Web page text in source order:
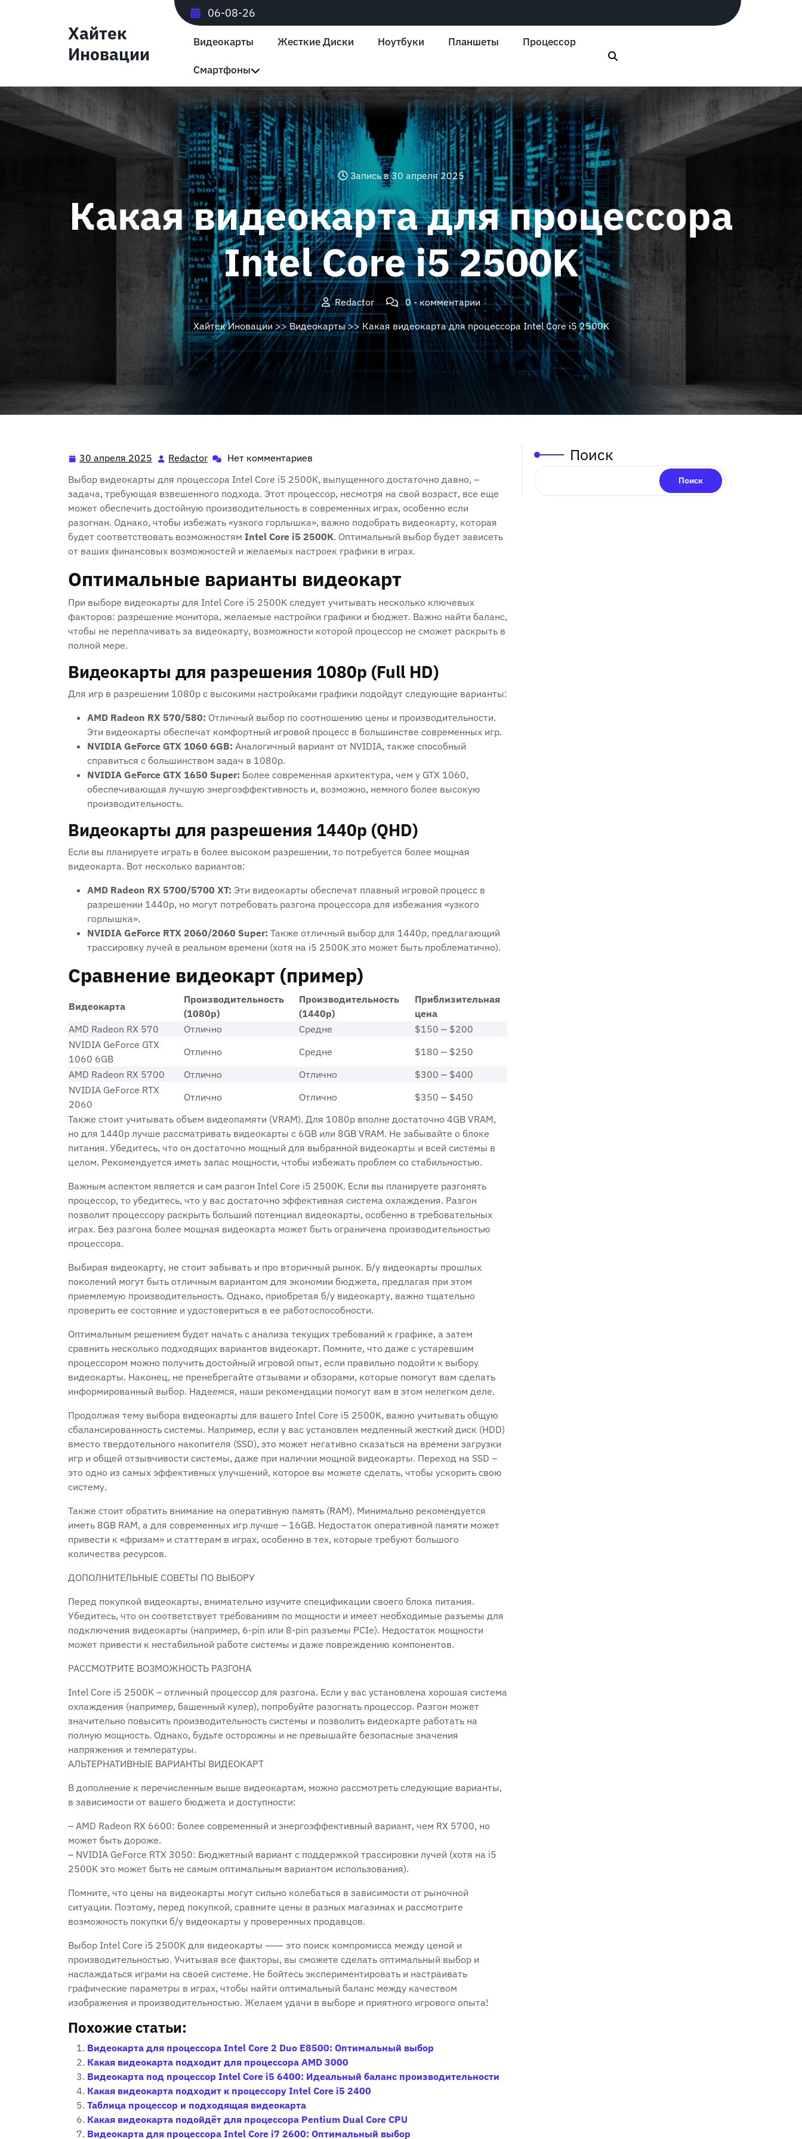
Хайтек
Иновации
06-08-26
Видеокарты Жесткие Диски Ноутбуки Планшеты Процессор
Смартфоны
Запись в 30 апреля 2025
Какая видеокарта для процессора
Intel Core i5 2500K
Redactor
0 - комментарии
Хайтек Иновации >>Видеокарты>> Какая видеокарта для процессора Intel Core i5 2500K
30 апреля 2025 30
2025
Redactor Redactor
Нет комментариев
Выбор видеокарты для процессора Intel Core i5 2500K, выпущенного достаточно давно, –
задача, требующая взвешенного подхода. Этот процессор, несмотря на свой возраст, все еще
может обеспечить достойную производительность в современных играх, особенно если
разогнан. Однако, чтобы избежать «узкого горлышка», важно подобрать видеокарту, которая
будет соответствовать возможностям Intel Core i5 2500K. Оптимальный выбор будет зависеть
от ваших финансовых возможностей и желаемых настроек графики в играх.
Оптимальные варианты видеокарт
При выборе видеокарты для Intel Core i5 2500K следует учитывать несколько ключевых
факторов: разрешение монитора, желаемые настройки графики и бюджет. Важно найти баланс,
чтобы не переплачивать за видеокарту, возможности которой процессор не сможет раскрыть в
полной мере.
Видеокарты для разрешения 1080p (Full HD)
Для игр в разрешении 1080p с высокими настройками графики подойдут следующие варианты:
AMD Radeon RX 570/580: Отличный выбор по соотношению цены и производительности.
Эти видеокарты обеспечат комфортный игровой процесс в большинстве современных игр.
NVIDIA GeForce GTX 1060 6GB: Аналогичный вариант от NVIDIA, также способный
справиться с большинством задач в 1080p.
NVIDIA GeForce GTX 1650 Super: Более современная архитектура, чем у GTX 1060,
обеспечивающая лучшую энергоэффективность и, возможно, немного более высокую
производительность.
Видеокарты для разрешения 1440p (QHD)
Если вы планируете играть в более высоком разрешении, то потребуется более мощная
видеокарта. Вот несколько вариантов:
AMD Radeon RX 5700/5700 XT: Эти видеокарты обеспечат плавный игровой процесс в
разрешении 1440p, но могут потребовать разгона процессора для избежания «узкого
горлышка».
NVIDIA GeForce RTX 2060/2060 Super: Также отличный выбор для 1440p, предлагающий
трассировку лучей в реальном времени (хотя на i5 2500K это может быть проблематично).
Сравнение видеокарт (пример)
Видеокарта
Производительность
(1080p)
Производительность
(1440p)
Приблизительная
цена
AMD Radeon RX 570
Отлично Средне
$150 ⎼ $200
NVIDIA GeForce GTX
1060 6GB
Отлично Средне
$180 ⎼ $250
AMD Radeon RX 5700
Отлично Отлично
$300 ⎼ $400
NVIDIA GeForce RTX
2060
Отлично Отлично
$350 ⎼ $450
Также стоит учитывать объем видеопамяти (VRAM). Для 1080p вполне достаточно 4GB VRAM,
но для 1440p лучше рассматривать видеокарты с 6GB или 8GB VRAM. Не забывайте о блоке
питания. Убедитесь, что он достаточно мощный для выбранной видеокарты и всей системы в
целом. Рекомендуется иметь запас мощности, чтобы избежать проблем со стабильностью.
Важным аспектом является и сам разгон Intel Core i5 2500K. Если вы планируете разгонять
процессор, то убедитесь, что у вас достаточно эффективная система охлаждения. Разгон
позволит процессору раскрыть больший потенциал видеокарты, особенно в требовательных
играх. Без разгона более мощная видеокарта может быть ограничена производительностью
процессора.
Выбирая видеокарту, не стоит забывать и про вторичный рынок. Б/у видеокарты прошлых
поколений могут быть отличным вариантом для экономии бюджета, предлагая при этом
приемлемую производительность. Однако, приобретая б/у видеокарту, важно тщательно
проверить ее состояние и удостовериться в ее работоспособности.
Оптимальным решением будет начать с анализа текущих требований к графике, а затем
сравнить несколько подходящих вариантов видеокарт. Помните, что даже с устаревшим
процессором можно получить достойный игровой опыт, если правильно подойти к выбору
видеокарты. Наконец, не пренебрегайте отзывами и обзорами, которые помогут вам сделать
информированный выбор. Надеемся, наши рекомендации помогут вам в этом нелегком деле.
Продолжая тему выбора видеокарты для вашего Intel Core i5 2500K, важно учитывать общую
сбалансированность системы. Например, если у вас установлен медленный жесткий диск (HDD)
вместо твердотельного накопителя (SSD), это может негативно сказаться на времени загрузки
игр и общей отзывчивости системы, даже при наличии мощной видеокарты. Переход на SSD –
это одно из самых эффективных улучшений, которое вы можете сделать, чтобы ускорить свою
систему.
Также стоит обратить внимание на оперативную память (RAM). Минимально рекомендуется
иметь 8GB RAM, а для современных игр лучше – 16GB. Недостаток оперативной памяти может
привести к «фризам» и статтерам в играх, особенно в тех, которые требуют большого
количества ресурсов.
ДОПОЛНИТЕЛЬНЫЕ СОВЕТЫ ПО ВЫБОРУ
Перед покупкой видеокарты, внимательно изучите спецификации своего блока питания.
Убедитесь, что он соответствует требованиям по мощности и имеет необходимые разъемы для
подключения видеокарты (например, 6-pin или 8-pin разъемы PCIe). Недостаток мощности
может привести к нестабильной работе системы и даже повреждению компонентов.
РАССМОТРИТЕ ВОЗМОЖНОСТЬ РАЗГОНА
Intel Core i5 2500K – отличный процессор для разгона. Если у вас установлена хорошая система
охлаждения (например, башенный кулер), попробуйте разогнать процессор. Разгон может
значительно повысить производительность системы и позволить видеокарте работать на
полную мощность. Однако, будьте осторожны и не превышайте безопасные значения
напряжения и температуры.
АЛЬТЕРНАТИВНЫЕ ВАРИАНТЫ ВИДЕОКАРТ
В дополнение к перечисленным выше видеокартам, можно рассмотреть следующие варианты,
в зависимости от вашего бюджета и доступности:
– AMD Radeon RX 6600: Более современный и энергоэффективный вариант, чем RX 5700, но
может быть дороже.
– NVIDIA GeForce RTX 3050: Бюджетный вариант с поддержкой трассировки лучей (хотя на i5
2500K это может быть не самым оптимальным вариантом использования).
Помните, что цены на видеокарты могут сильно колебаться в зависимости от рыночной
ситуации. Поэтому, перед покупкой, сравните цены в разных магазинах и рассмотрите
возможность покупки б/у видеокарты у проверенных продавцов.
Выбор Intel Core i5 2500K для видеокарты ⸺ это поиск компромисса между ценой и
производительностью. Учитывая все факторы, вы сможете сделать оптимальный выбор и
наслаждаться играми на своей системе. Не бойтесь экспериментировать и настраивать
графические параметры в играх, чтобы найти оптимальный баланс между качеством
изображения и производительностью. Желаем удачи в выборе и приятного игрового опыта!
Похожие статьи:
Видеокарта для процессора Intel Core 2 Duo E8500: Оптимальный выбор
Какая видеокарта подходит для процессора AMD 3000
Видеокарта под процессор Intel Core i5 6400: Идеальный баланс производительности
Какая видеокарта подходит к процессору Intel Core i5 2400
Таблица процессор и подходящая видеокарта
Какая видеокарта подойдёт для процессора Pentium Dual Core CPU
Видеокарта для процессора Intel Core i7 2600: Оптимальный выбор
Поиск
Поиск